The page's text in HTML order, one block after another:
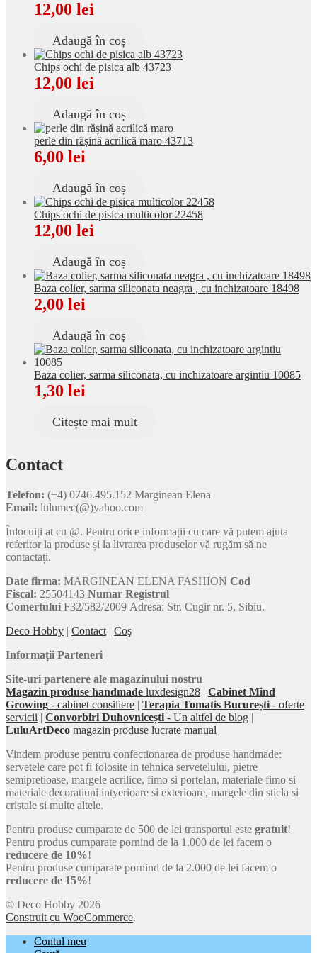
12,00 lei
Adaugă în coș
Chips ochi de pisica alb 43723
12,00 lei
Adaugă în coș
perle din rășină acrilică maro 43713
6,00 lei
Adaugă în coș
Chips ochi de pisica multicolor 22458
12,00 lei
Adaugă în coș
Baza colier, sarma siliconata neagra , cu inchizatoare 18498
2,00 lei
Adaugă în coș
Baza colier, sarma siliconata, cu inchizatoare argintiu 10085
1,30 lei
Citește mai mult
Contact
Telefon: (+4) 0746.495.152 Marginean Elena
Email: lulumec(@)yahoo.com
Înlocuiți at cu @. Pentru orice informații cu care vă putem ajuta
referitor la produse și la livrarea produselor vă rugăm să ne
contactați.
Date firma: MARGINEAN ELENA FASHION Cod
Fiscal: 25504143 Numar Registrul
Comertului F32/582/2009 Adresa: Str. Cugir nr. 5, Sibiu.
Deco Hobby | Contact | Coş
Informații Parteneri
Site-uri partenere ale magazinului nostru
Magazin produse handmade luxdesign28 | Cabinet Mind
Growing - cabinet consiliere | Terapia Tomatis București - oferte
servicii | Convorbiri Duhovnicești - Un altfel de blog |
LuluArtDeco magazin produse lucrate manual
Vindem produse pentru confectionarea de produse handmade:
servetele care pot fi folosite in tehnica servetelului, pietre
semipretioase, margele acrilice, fimo si portelan, materiale fimo si
materiale decoratiuni intyerioare si exterioare, margele din sticla si
cristale si multe altele.
Pentru produse cumparate de 500 de lei transportul este gratuit!
Pentru produs cumparate pornind de la 1.000 de lei facem o
reducere de 10%!
Pentru produse cumparate pornind de la 2.000 de lei facem o
reducere de 15%!
© Deco Hobby 2026
Construit cu WooCommerce.
Contul meu